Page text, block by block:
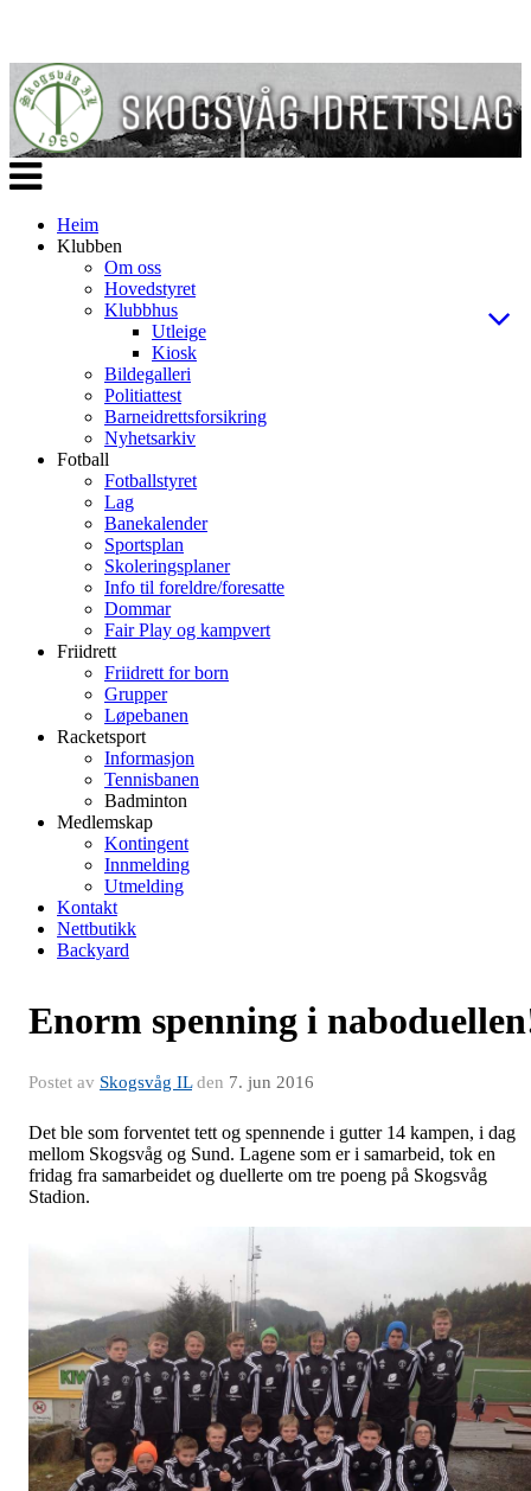
Veksle
navigasjon
Heim
Klubben
Om oss
Hovedstyret
Klubbhus
Utleige
Kiosk
Bildegalleri
Politiattest
Barneidrettsforsikring
Nyhetsarkiv
Fotball
Fotballstyret
Lag
Banekalender
Sportsplan
Skoleringsplaner
Info til foreldre/foresatte
Dommar
Fair Play og kampvert
Friidrett
Friidrett for born
Grupper
Løpebanen
Racketsport
Informasjon
Tennisbanen
Badminton
Medlemskap
Kontingent
Innmelding
Utmelding
Kontakt
Nettbutikk
Backyard
Enorm spenning i
Postet av Skogsvåg ILden 7. jun 2016
Det ble som forventet tett og spennende i gutter 14 kampen, i dag
mellom Skogsvåg og Sund. Lagene som er i samarbeid, tok en
fridag fra samarbeidet og duellerte om tre poeng på Skogsvåg
Stadion.